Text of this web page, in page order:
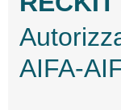
AIFA-